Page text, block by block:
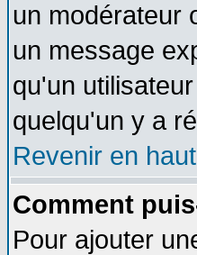
un modérateur
un message
qu'un
quelqu'un y a
Revenir en haut
Comment
Pour ajouter